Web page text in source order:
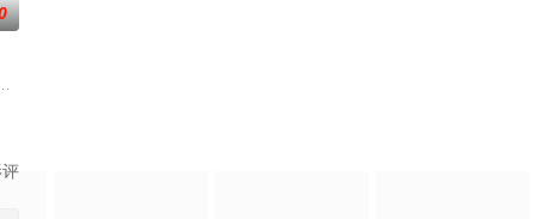
她被他从
，我喜欢你，哲学和生物学意义上的喜欢。
生企业，实业报国的故事。甲午战争后，国家蒙羞，张謇虽高中状元，却渴
评